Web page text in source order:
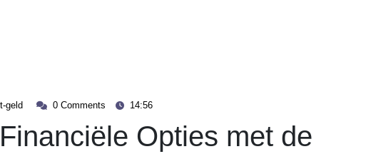
geld
zwart- 0 Comments 14:56
Opties met de